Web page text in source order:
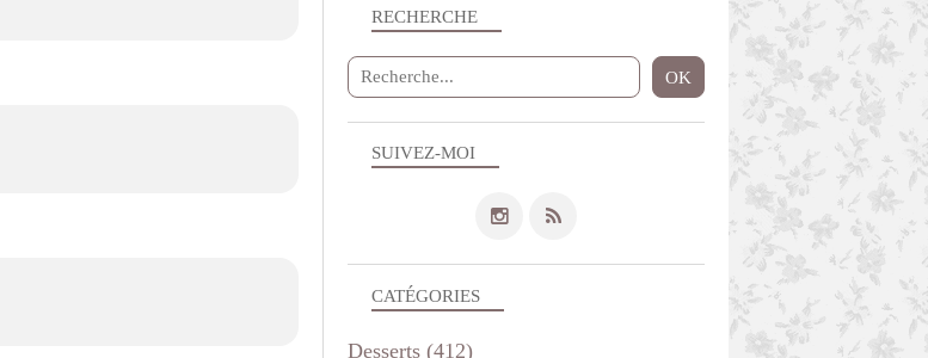
SUIVEZ-MOI
RECHERCHE
CATÉGORIES
Desserts (412)